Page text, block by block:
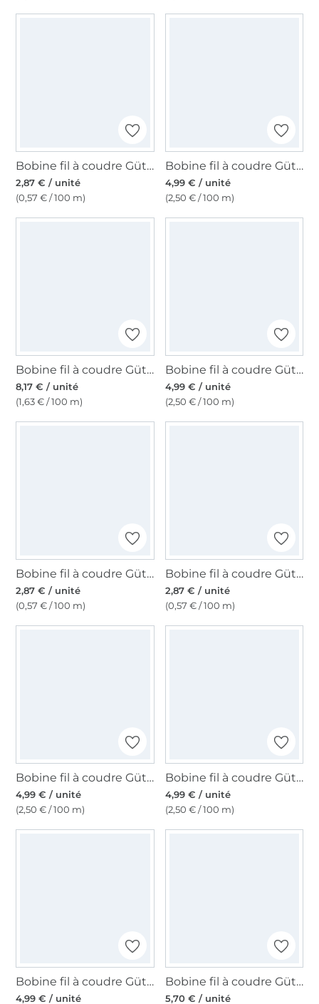
Bobine fil à coudre Gütermann 500m polyester Toldi, (143) bleu clair
2,87 € / unité
(0,57 € / 100 m)
Bobine fil à coudre Gütermann 200m polyester, (764) bleu pétrole foncé
4,99 € / unité
(2,50 € / 100 m)
Bobine fil à coudre Gütermann 500m polyester, (000) noir
8,17 € / unité
(1,63 € / 100 m)
Bobine fil à coudre Gütermann 200m polyester, (339) bleu marine
4,99 € / unité
(2,50 € / 100 m)
Bobine fil à coudre Gütermann 500m polyester Toldi, (186) beige
2,87 € / unité
(0,57 € / 100 m)
Bobine fil à coudre Gütermann 500m polyester Toldi, (038) gris clair
2,87 € / unité
(0,57 € / 100 m)
Bobine fil à coudre Gütermann 200m polyester, (037) bleu denim
4,99 € / unité
(2,50 € / 100 m)
Bobine fil à coudre Gütermann 200m polyester, (261) gris vert
4,99 € / unité
(2,50 € / 100 m)
Bobine fil à coudre Gütermann 200m polyester, (733) framboise
4,99 € / unité
Bobine fil à coudre Gütermann 2500m polyester Toldi Lock, (1000) noir
5,70 € / unité